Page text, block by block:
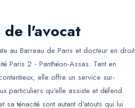
de l'avocat
au Barreau de Paris et docteur en droit
Paris 2 - Panthéon-Assas. Tant en
elle offre un service sur-
particuliers qu'elle assiste et défend.
sa ténacité sont autant d'atouts qui lui